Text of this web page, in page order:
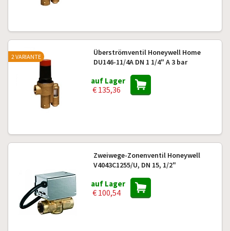
Überströmventil Honeywell Home
DU146-11/4A DN 1 1/4" A 3 bar
auf Lager
€ 135,36
2 VARIANTE
Zweiwege-Zonenventil Honeywell
V4043C1255/U, DN 15, 1/2"
auf Lager
€ 100,54